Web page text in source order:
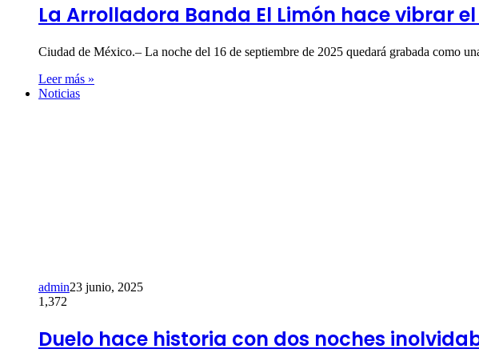
La Arrolladora Banda El Limón hace vibrar
Ciudad de México.– La noche del 16 de septiembre de 2025 quedará grabada como
Leer más »
Noticias
admin23 junio, 2025
1,372
Duelo hace historia con dos noches